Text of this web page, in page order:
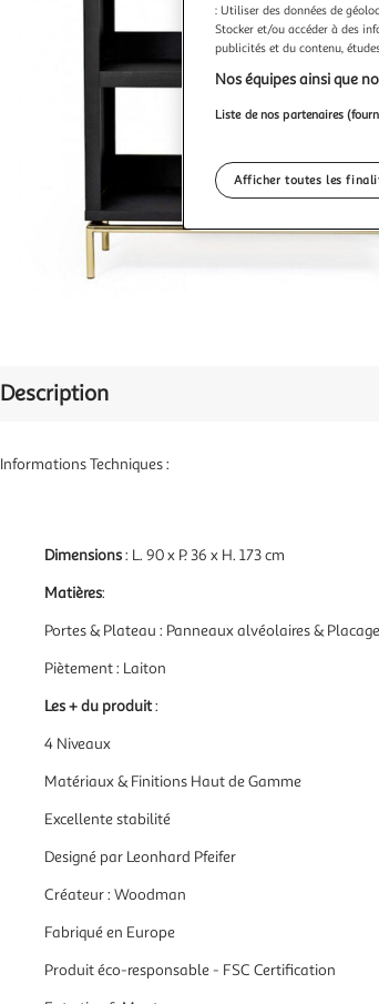
Description
Informations Techniques :
Dimensions: L. 90 x P. 36 x H. 173 cm
Matières:
Portes & Plateau : Panneaux alvéolaires &
Piètement : Laiton
Les + du produit:
4 Niveaux
Matériaux & Finitions Haut de Gamme
Excellente stabilité
Designé par Leonhard Pfeifer
Créateur : Woodman
Fabriqué en Europe
Produit éco-responsable - FSC Certification
: Utiliser des données de
Stocker et/ou accéder à des
publicités et du contenu,
Nos équipes ainsi que
Liste de nos partenaires
Afficher toutes les